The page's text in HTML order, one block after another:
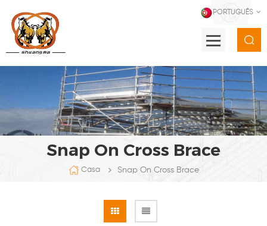
PORTUGUÊS
Snap On Cross Brace
Casa Snap On Cross Brace